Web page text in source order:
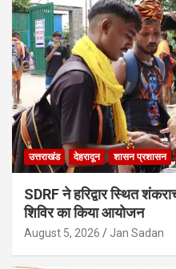
उत्तराखंड देहरादून शासन प्रशासन
SDRF ने हरिद्वार स्थित
शिविर का किया आयोजन
August 5, 2026 Jan Sadan